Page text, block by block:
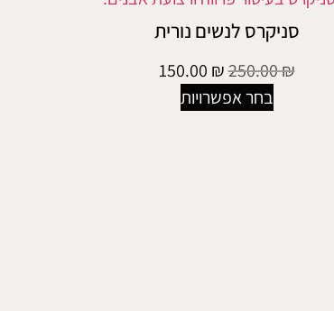
סניקרס לנשים נורית
250.00₪
150.00 ₪
בחר אפשרויות